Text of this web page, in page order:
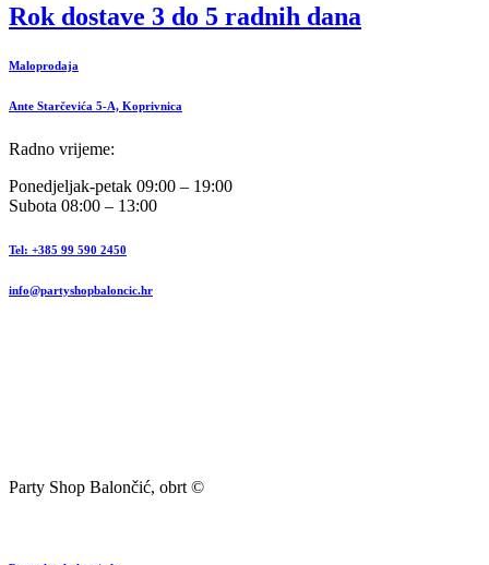
Rok dostave 3 do 5 radnih dana
Maloprodaja
Ante Starčevića 5-A, Koprivnica
Radno vrijeme:
Ponedjeljak-petak 09:00 – 19:00
Subota 08:00 – 13:00
Tel: +385 99 590 2450
info@partyshopbaloncic.hr
Party Shop Balončić, obrt ©